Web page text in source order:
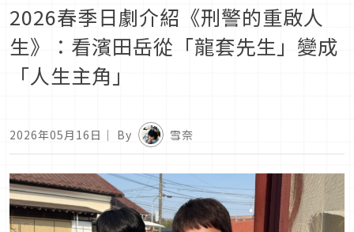
2026春季日劇介紹《刑警的重啟人
生》：看濱田岳從「龍套先生」變成
「人生主角」
2026年05月16日 ｜ By 雪奈